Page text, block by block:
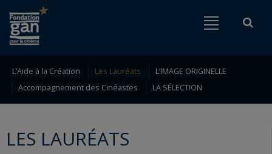
Go to content
Fondation
gan
pour
le
cinéma
Rechercher
L’Aide à la Création Les Lauréats
L’IMAGE ORIGINELLE
Accompagnement des Cinéastes
LA SÉLECTION
LES LAURÉATS